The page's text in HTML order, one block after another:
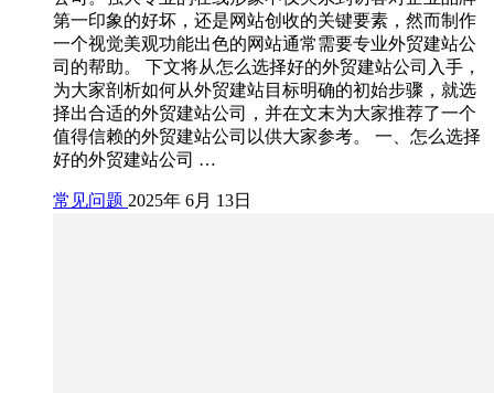
第一印象的好坏，还是网站创收的关键要素，然而制作
一个视觉美观功能出色的网站通常需要专业外贸建站公
司的帮助。 下文将从怎么选择好的外贸建站公司入手，
为大家剖析如何从外贸建站目标明确的初始步骤，就选
择出合适的外贸建站公司，并在文末为大家推荐了一个
值得信赖的外贸建站公司以供大家参考。 一、怎么选择
好的外贸建站公司 …
常见问题 2025年 6月 13日